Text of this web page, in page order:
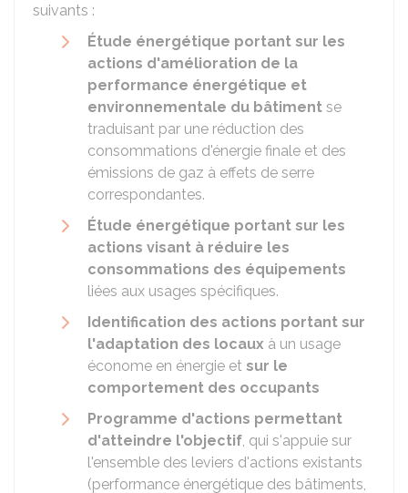
suivants :
Étude énergétique portant sur les
actions d'amélioration de la
performance énergétique et
environnementale du bâtiment se
traduisant par une réduction des
consommations d'énergie finale et des
émissions de gaz à effets de serre
correspondantes.
Étude énergétique portant sur les
actions visant à réduire les
consommations des équipements
liées aux usages spécifiques.
Identification des actions portant sur
l'adaptation des locaux à un usage
économe en énergie et sur le
comportement des occupants
Programme d'actions permettant
d'atteindre l'objectif, qui s'appuie sur
l'ensemble des leviers d'actions existants
(performance énergétique des bâtiments,